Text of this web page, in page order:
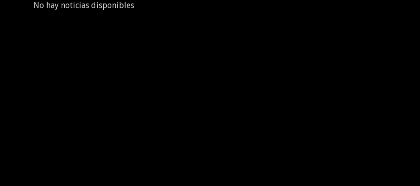
No hay noticias disponibles